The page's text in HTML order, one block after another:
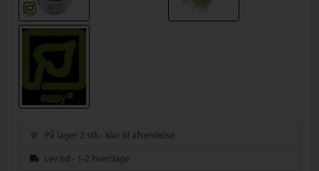
På lager 2 stk - klar til afsendelse
Lev.tid - 1-2 hverdage